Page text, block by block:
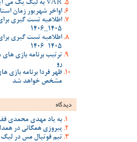
VAR به لیگ یک می آید؟!
اواخر شهریور زمان
اطلاعیه تست گیری
1405_1406
اطلاعیه تست گیری
1405-1406
ترتیب برنامه بازی
رو
ظهر فردا برنامه
مشخص خواهد شد
دیدگاه
به یاد مهدی محمدی
پیروزی همگانی در
تیم فوتبال مس در لیگ برتر 87_1386، با